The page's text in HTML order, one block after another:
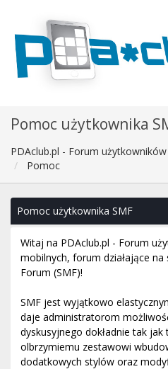
Pomoc użytkownika
PDAclub.pl - Forum
Pomoc
Pomoc użytkownika SMF
Witaj na PDAclub.pl - Forum
mobilnych, forum działające
Forum (SMF)!
SMF jest wyjątkowo
daje administratorom
dyskusyjnego dokładnie tak jak
olbrzymiemu zestawowi
dodatkowych stylów oraz